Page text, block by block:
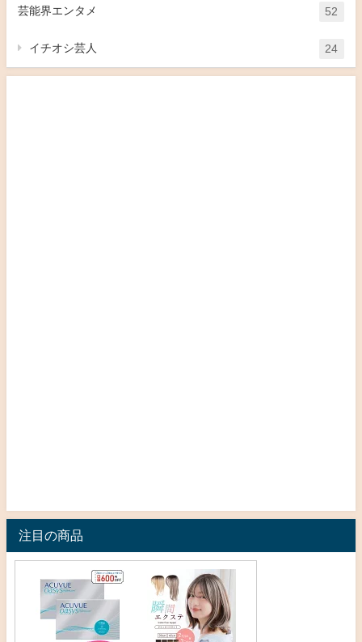
芸能界エンタメ 52
イチオシ芸人 24
注目の商品